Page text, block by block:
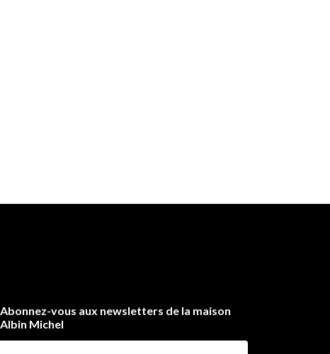
Abonnez-vous aux newsletters de la maison
Albin Michel